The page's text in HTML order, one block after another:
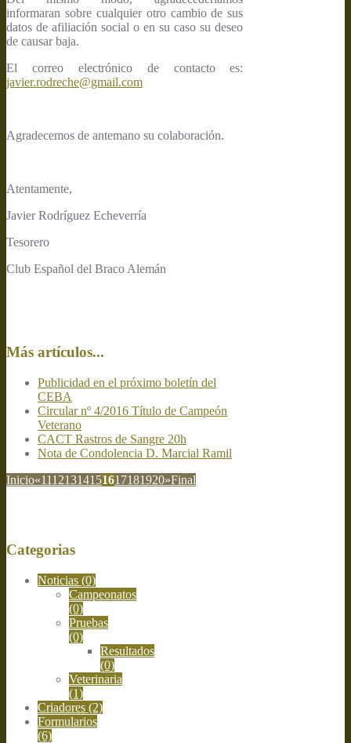
informaran sobre cualquier otro cambio de sus
datos de afiliación social o en su caso su deseo
de causar baja.
El correo electrónico de contacto es:
javier.rodreche@gmail.com
Agradecemos de antemano su colaboración.
Atentamente,
Javier Rodríguez Echeverría
Tesorero
Club Español del Braco Alemán
Más artículos...
Publicidad en el próximo boletín del
CEBA
Circular nº 4/2016 Título de Campeón
Veterano
CACT Rastros de Sangre 20h
Nota de Condolencia D. Marcial Ramil
Inicio«11121314151617181920»Final
Categorias
Noticias (0)
Campeonatos
(0)
Pruebas
(0)
Resultados
(0)
Veterinaria
(1)
Criadores (2)
Formularios
(6)